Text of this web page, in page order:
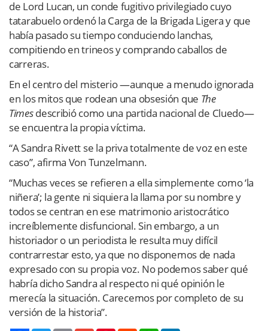
de Lord Lucan, un conde fugitivo privilegiado cuyo
tatarabuelo ordenó la Carga de la Brigada Ligera y que
había pasado su tiempo conduciendo lanchas,
compitiendo en trineos y comprando caballos de
carreras.
En el centro del misterio —aunque a menudo ignorada
en los mitos que rodean una obsesión que The
Timesdescribió como una partida nacional de Cluedo—
se encuentra la propia víctima.
“A Sandra Rivett se la priva totalmente de voz en este
caso”, afirma Von Tunzelmann.
“Muchas veces se refieren a ella simplemente como ‘la
niñera’; la gente ni siquiera la llama por su nombre y
todos se centran en ese matrimonio aristocrático
increíblemente disfuncional. Sin embargo, a un
historiador o un periodista le resulta muy difícil
contrarrestar esto, ya que no disponemos de nada
expresado con su propia voz. No podemos saber qué
habría dicho Sandra al respecto ni qué opinión le
merecía la situación. Carecemos por completo de su
versión de la historia”.